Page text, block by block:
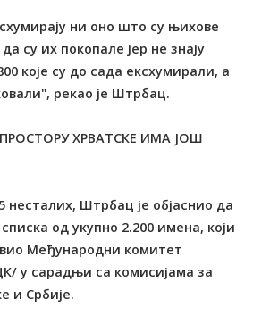
ни оно што су њихове
су их покопале јер не знају
које су до сада ексхумирали, а
рекао је Штрбац.
ХРВАТСКЕ ИМА ЈОШ
несталих, Штрбац је објаснио да
од укупно 2.200 имена, који
Међународни комитет
у сарадњи са комисијама за
и Србије.